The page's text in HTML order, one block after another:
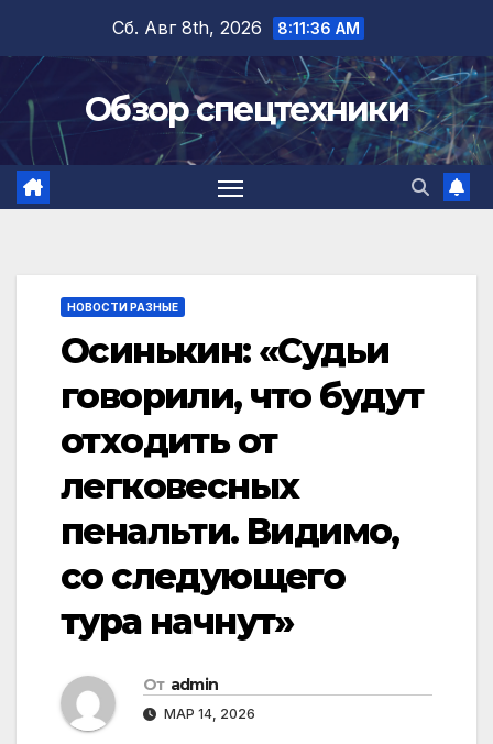
содержимому
Сб. Авг 8th, 2026 8:11:37 AM
Обзор спецтехники
НОВОСТИ РАЗНЫЕ
Осинькин: «Судьи
говорили, что будут
отходить от
легковесных
пенальти. Видимо,
со следующего
тура начнут»
От admin
МАР 14, 2026